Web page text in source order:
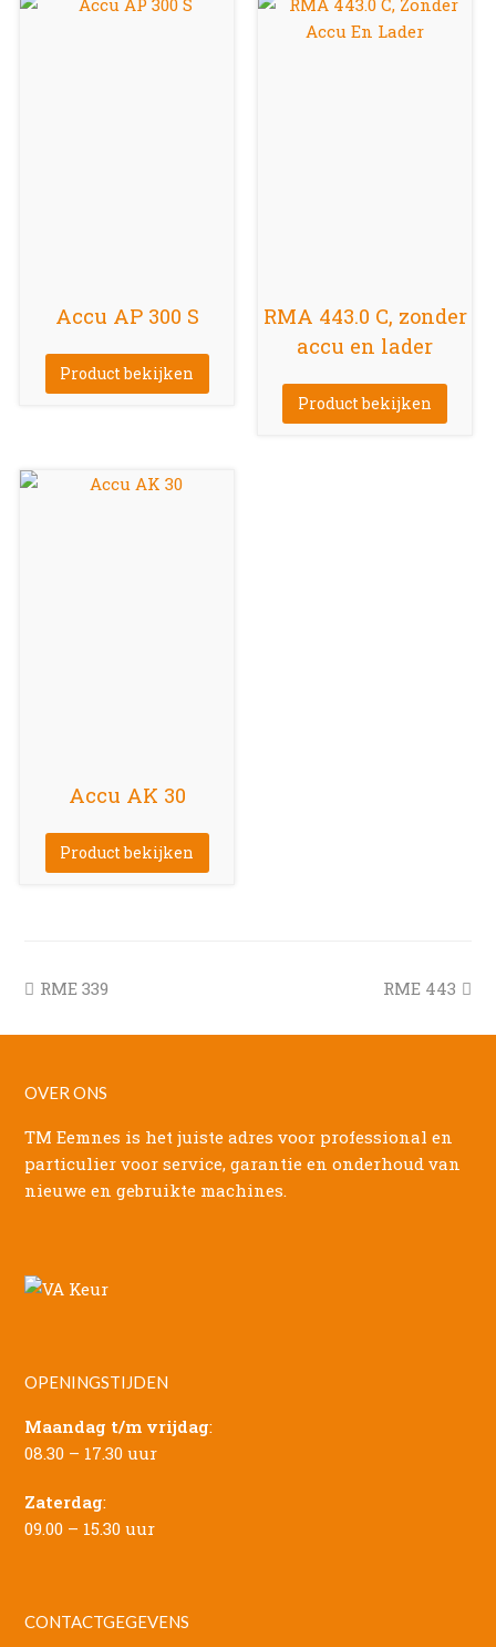
Accu AP 300 S
Product bekijken
RMA 443.0 C, zonder
accu en lader
Product bekijken
Accu AK 30
Product bekijken
previous
RME 339
next
RME 443
OVER ONS
TM Eemnes is het juiste adres voor professional en
particulier voor service, garantie en onderhoud van
nieuwe en gebruikte machines.
OPENINGSTIJDEN
Maandag t/m vrijdag:
08.30 – 17.30 uur
Zaterdag:
09.00 – 15.30 uur
CONTACTGEGEVENS